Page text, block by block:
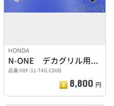
HONDA
N-ONE デカグリル用ステッカー カフェレーサー２
品番:08F-31-T4G-C00B
8,800 円